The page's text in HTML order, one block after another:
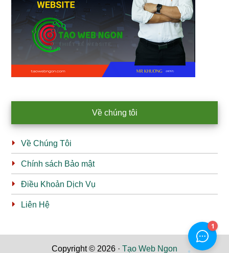
Về chúng tôi
Về Chúng Tôi
Chính sách Bảo mật
Điều Khoản Dịch Vụ
Liên Hệ
Copyright © 2026 · Tạo Web Ngon